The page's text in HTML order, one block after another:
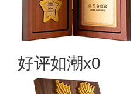
好评如潮x0